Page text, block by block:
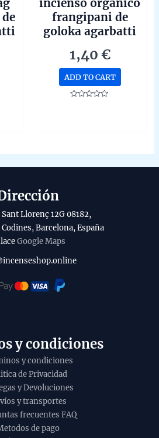
incienso organico
frangipani de
goloka agarbatti
mano en bangalore
unidad de 15g
1,40 €
ADD TO CART
Llorenç 12G 08182,
Barcelona, España
Google Maps
y condiciones
y condiciones
de Privacidad
y Devoluciones
y transportes
frecuentes FAQ
de pago